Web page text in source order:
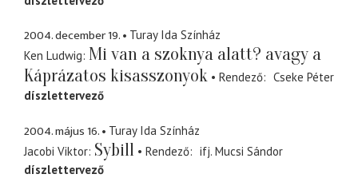
2004. december 19.
Turay Ida Színház
Ken Ludwig Mi van a szoknya alatt? avagy a
Káprázatos kisasszonyok
Rendező
Cseke Péter
díszlettervező
2004. május 16.
Turay Ida Színház
Jacobi Viktor Sybill Rendező
ifj. Mucsi Sándor
díszlettervező